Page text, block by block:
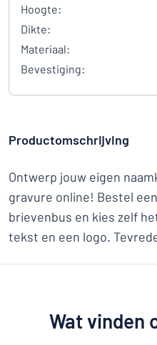
Hoogte:
Dikte:
Materiaal:
Bevestiging:
Productomschrijving
Ontwerp jouw eigen
gravure online! Bestel
brievenbus en kies zelf
tekst en een logo.
Wat vinden